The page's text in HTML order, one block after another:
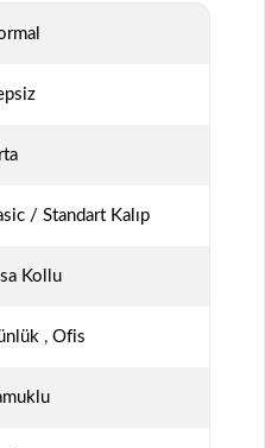
/ Standart Kalıp
Kollu
, Ofis